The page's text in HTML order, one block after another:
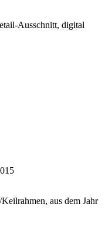
Ausschnitt, digital
aus dem Jahr